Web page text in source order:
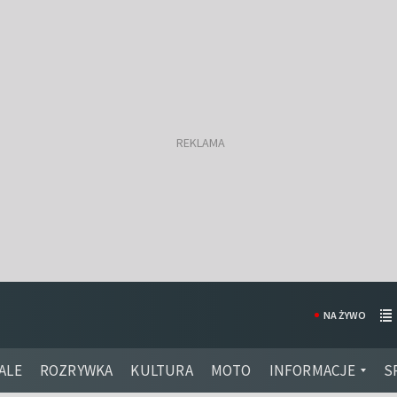
ROZRYWKA KULTURA MOTO INFORMACJE
NA ŻYWO